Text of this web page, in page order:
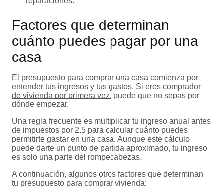
Factores que determinan
cuánto puedes pagar por una
casa
El presupuesto para comprar una casa comienza por
entender tus ingresos y tus gastos. Si eres comprador
de vivienda por primera vez, puede que no sepas por
dónde empezar.
Una regla frecuente es multiplicar tu ingreso anual antes
de impuestos por 2.5 para calcular cuánto puedes
permitirte gastar en una casa. Aunque este cálculo
puede darte un punto de partida aproximado, tu ingreso
es solo una parte del rompecabezas.
A continuación, algunos otros factores que determinan
tu presupuesto para comprar vivienda: